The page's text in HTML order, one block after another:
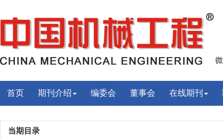
首页 期刊介绍 编委会 董事会 在线期刊
当期目录